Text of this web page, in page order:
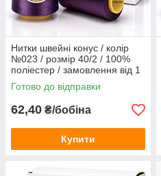
Нитки швейні конус / колір
№023 / розмір 40/2 / 100%
поліестер / замовлення від 1
бобіни
Готово до відправки
62,40 ₴/бобіна
Купити